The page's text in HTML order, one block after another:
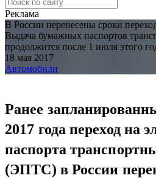
Реклама
В России перенесены сроки
Выдача бумажных паспортов
продолжится после 1 июля этого
18 мая 2017
Автомобили
Ранее
2017 года переход на
паспорта
(ЭПТС) в России